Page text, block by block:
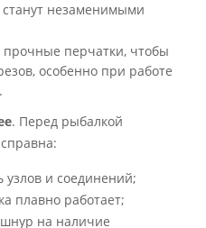
незаменимыми
прочные перчатки, чтобы
особенно при работе
. Перед рыбалкой
узлов и соединений;
плавно работает;
на наличие